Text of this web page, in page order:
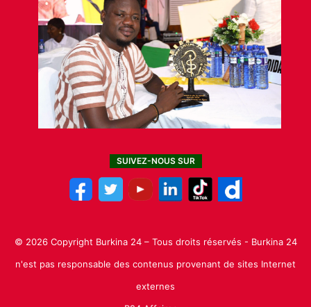
SUIVEZ-NOUS SUR
© 2026 Copyright Burkina 24 – Tous droits réservés - Burkina 24
n'est pas responsable des contenus provenant de sites Internet
externes